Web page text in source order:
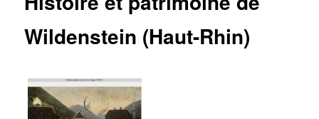
Wildenstein (Haut-Rhin)